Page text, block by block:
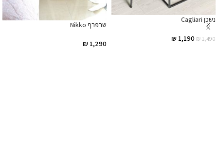
נשכן Cagliari
₪1,490
₪ 1,190
שרפרף Nikko
₪ 1,290